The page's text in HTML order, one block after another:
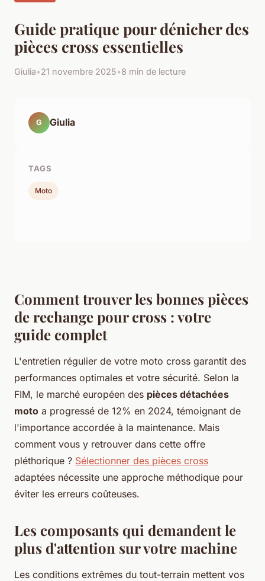
Guide pratique pour dénicher des
pièces cross essentielles
Giulia•21 novembre 2025•8 min de lecture
Comment trouver les bonnes pièces
de rechange pour cross : votre
guide complet
L'entretien régulier de votre moto cross garantit des
performances optimales et votre sécurité. Selon la
FIM, le marché européen des pièces détachées
moto a progressé de 12% en 2024, témoignant de
l'importance accordée à la maintenance. Mais
comment vous y retrouver dans cette offre
pléthorique ? Sélectionner des pièces cross
adaptées nécessite une approche méthodique pour
éviter les erreurs coûteuses.
Les composants qui demandent le
plus d'attention sur votre machine
Les conditions extrêmes du tout-terrain mettent vos
G Giulia
TAGS
Moto